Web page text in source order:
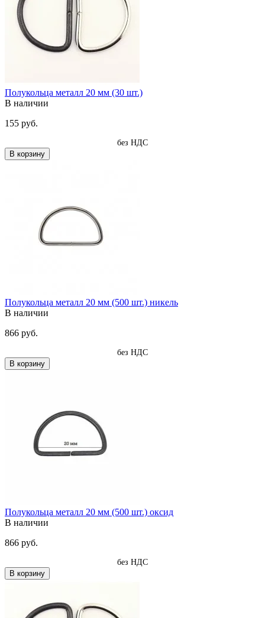
Полукольца металл 20 мм (30 шт.)
В наличии
155 руб.
без НДС
В корзину
Полукольца металл 20 мм (500 шт.) никель
В наличии
866 руб.
без НДС
В корзину
Полукольца металл 20 мм (500 шт.) оксид
В наличии
866 руб.
без НДС
В корзину